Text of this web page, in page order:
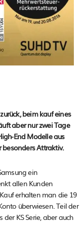
beim kauf eines
aber nur zwei Tage
End Modelle aus
besonders Attraktiv.
ein
allen Kunden
erhalten man die 19
überwiesen. Teil der
KS Serie, aber auch